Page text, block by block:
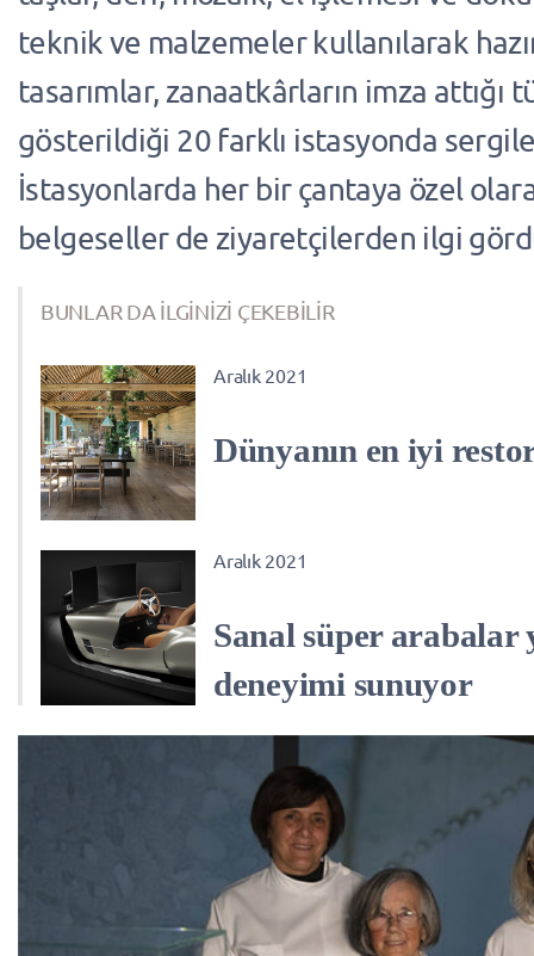
teknik ve malzemeler kullanılarak
tasarımlar, zanaatkârların imza attığı
gösterildiği 20 farklı istasyonda
İstasyonlarda her bir çantaya özel
belgeseller de ziyaretçilerden ilgi
BUNLAR DA İLGİNİZİ ÇEKEBİLİR
Aralık 2021
Dünyanın en iyi
Aralık 2021
Sanal süper arabalar
deneyimi sunuyor